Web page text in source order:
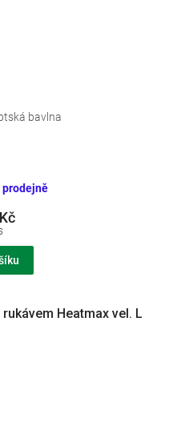
prodejně
bavlna
Heatmax vel. L